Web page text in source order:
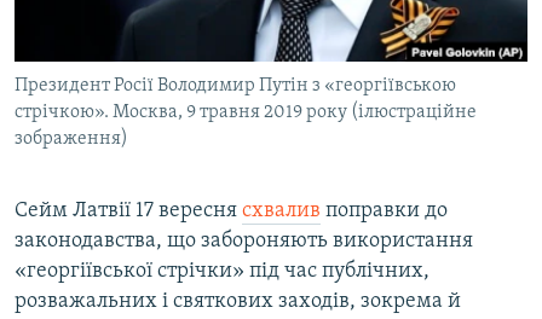
УКРАЇНСЬКА ПРОБЛЕМА КРИМУ
Президент Росії Володимир Путін з «георгіївською
стрічкою». Москва, 9 травня 2019 року (ілюстраційне
зображення)
Сейм Латвії 17 вересня схвалив поправки до
законодавства, що забороняють використання
«георгіївської стрічки» під час публічних,
розважальних і святкових заходів, зокрема й